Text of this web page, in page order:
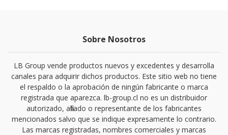
Sobre Nosotros
LB Group vende productos nuevos y excedentes y desarrolla
canales para adquirir dichos productos. Este sitio web no tiene
el respaldo o la aprobación de ningún fabricante o marca
registrada que aparezca. lb-group.cl no es un distribuidor
autorizado, afiliado o representante de los fabricantes
mencionados salvo que se indique expresamente lo contrario.
Las marcas registradas, nombres comerciales y marcas